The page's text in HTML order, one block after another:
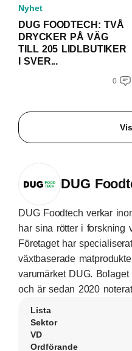
Nyhet
DUG FOODTECH: TVÅ
DRYCKER PÅ VÄG
TILL 205 LIDLBUTIKER
I SVER...
0
DUG
DUG Foodtech verkar
har sina rötter i forskning
Företaget har
växtbaserade
varumärket DUG.
och är sedan 2020
Lista
Sektor
VD
Ordförande